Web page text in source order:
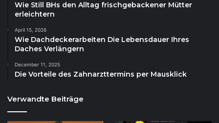
Wie Still BHs den Alltag frischgebackener Mütter
erleichtern
April 15, 2026
Wie Dachdeckerarbeiten Die Lebensdauer Ihres
Daches Verlängern
December 11, 2025
Die Vorteile des Zahnarzttermins per Mausklick
Verwandte Beiträge